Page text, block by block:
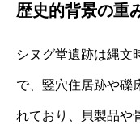
歴史的背景の重
シヌグ堂遺跡は縄文
で、竪穴住居跡や礫
れており、貝製品や